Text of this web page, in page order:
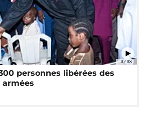
02:08
personnes libérées des